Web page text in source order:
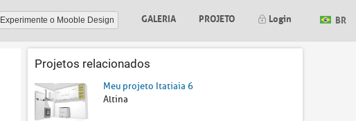
Experimente o Mooble Design GALERIA PROJETO Login BR
Projetos relacionados
Meu projeto Itatiaia 6
Altina